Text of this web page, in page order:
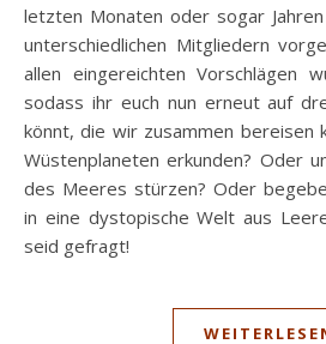
letzten Monaten oder sogar
unterschiedlichen Mitgliedern
allen eingereichten Vorschlägen
sodass ihr euch nun erneut auf
könnt, die wir zusammen bereisen
Wüstenplaneten erkunden? Oder
des Meeres stürzen? Oder
in eine dystopische Welt aus
seid gefragt!